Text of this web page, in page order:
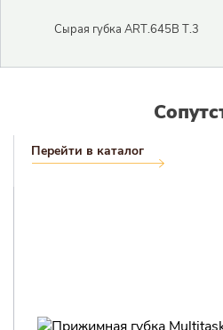
Сырая губка ART.645B T.3
Перейти в каталог
Логин